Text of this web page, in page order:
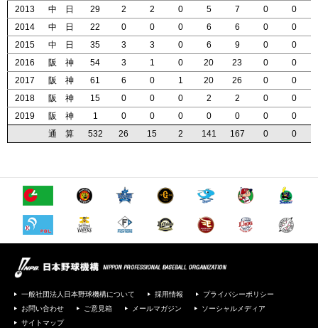
2013
中 日 29 2 2 0 5 7 0
0
2014
中 日 22 0 0 0 6 6 0
0
2015
中 日 35 3 3 0 6 9 0
0
2016
阪 神 54 3 1 0 20 23 0
0
2017
阪 神 61 6 0 1 20 26 0
0
2018
阪 神 15 0 0 0 2 2 0
0
2019
阪 神 1 0 0 0 0 0 0
0
通 算
532 26 15 2 141 167 0 0
2013
中 日 29 2 2 0 5 7 0
0
2014
中 日 22 0 0 0 6 6 0
0
2015
中 日 35 3 3 0 6 9 0
0
2016
阪 神 54 3 1 0 20 23 0
0
2017
阪 神 61 6 0 1 20 26 0
0
2018
阪 神 15 0 0 0 2 2 0
0
2019
阪 神 1 0 0 0 0 0 0
0
通 算
532 26 15 2 141 167 0 0
2013
中 日 29 2 2 0 5 7 0
0
2014
中 日 22 0 0 0 6 6 0
0
2015
中 日 35 3 3 0 6 9 0
0
2016
阪 神 54 3 1 0 20 23 0
0
2017
阪 神 61 6 0 1 20 26 0
0
2018
阪 神 15 0 0 0 2 2 0
0
2019
阪 神 1 0 0 0 0 0 0
0
通 算
532 26 15 2 141 167 0 0
2013
中 日 29 2 2 0 5 7 0
0
2014
中 日 22 0 0 0 6 6 0
0
2015
中 日 35 3 3 0 6 9 0
0
2016
阪 神 54 3 1 0 20 23 0
0
2017
阪 神 61 6 0 1 20 26 0
0
2018
阪 神 15 0 0 0 2 2 0
0
2019
阪 神 1 0 0 0 0 0 0
0
通 算
532 26 15 2 141 167 0 0
一般社団法人日本野球機構について 採用情報
プライバシーポリシー
お問い合わせ
ご意見箱 メールマガジン
ソーシャルメディア
サイトマップ